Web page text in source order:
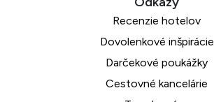
Recenzie hotelov
Dovolenkové inšpirácie
Darčekové poukážky
Cestovné kancelárie